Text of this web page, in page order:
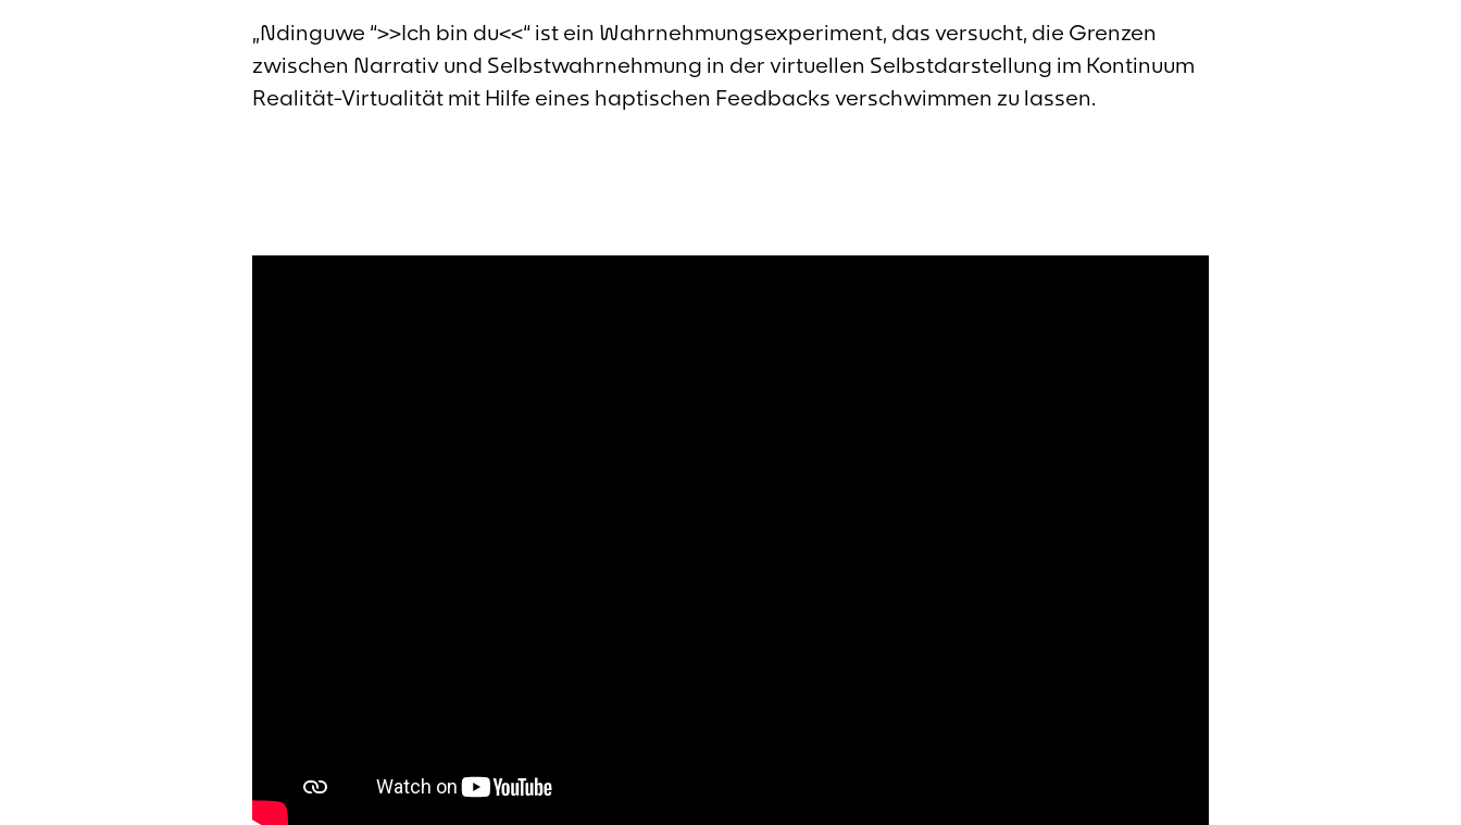
„Ndinguwe “>>Ich bin du<<“ ist ein Wahrnehmungsexperiment, das versucht, die Grenzen
zwischen Narrativ und Selbstwahrnehmung in der virtuellen Selbstdarstellung im Kontinuum
Realität-Virtualität mit Hilfe eines haptischen Feedbacks verschwimmen zu lassen.